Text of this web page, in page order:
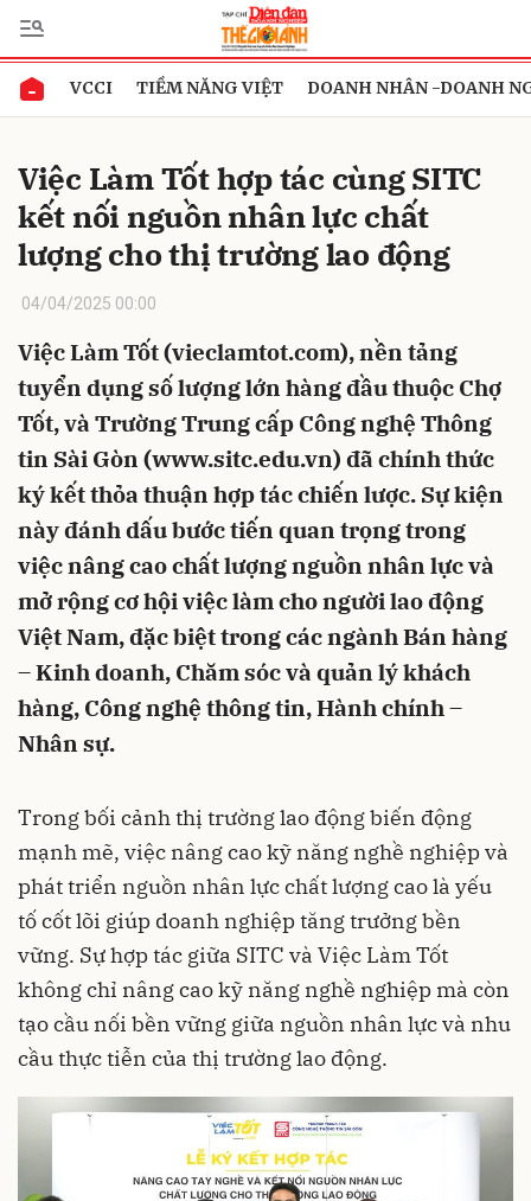
VCCI TIỀM NĂNG VIỆT DOANH NHÂN -DOANH
Việc Làm Tốt hợp tác cùng SITC
kết nối nguồn nhân lực chất
lượng cho thị trường lao động
04/04/2025 00:00
Việc Làm Tốt (vieclamtot.com), nền tảng
tuyển dụng số lượng lớn hàng đầu thuộc Chợ
Tốt, và Trường Trung cấp Công nghệ Thông
tin Sài Gòn (www.sitc.edu.vn) đã chính thức
ký kết thỏa thuận hợp tác chiến lược. Sự kiện
này đánh dấu bước tiến quan trọng trong
việc nâng cao chất lượng nguồn nhân lực và
mở rộng cơ hội việc làm cho người lao động
Việt Nam, đặc biệt trong các ngành Bán hàng
– Kinh doanh, Chăm sóc và quản lý khách
hàng, Công nghệ thông tin, Hành chính –
Nhân sự.
Trong bối cảnh thị trường lao động biến động
mạnh mẽ, việc nâng cao kỹ năng nghề nghiệp và
phát triển nguồn nhân lực chất lượng cao là yếu
tố cốt lõi giúp doanh nghiệp tăng trưởng bền
vững. Sự hợp tác giữa SITC và Việc Làm Tốt
không chỉ nâng cao kỹ năng nghề nghiệp mà còn
tạo cầu nối bền vững giữa nguồn nhân lực và nhu
cầu thực tiễn của thị trường lao động.
Gửi bình luận
Hủy